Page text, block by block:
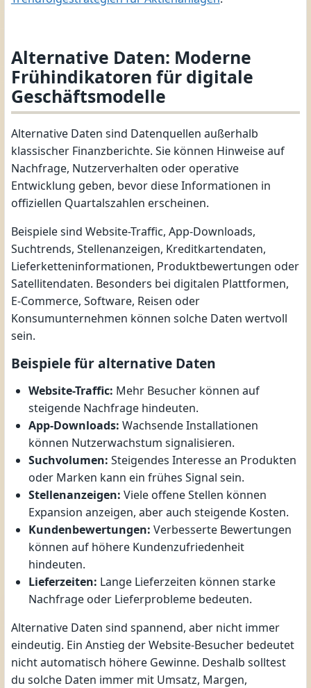
Alternative Daten: Moderne
Frühindikatoren für digitale
Geschäftsmodelle
Alternative Daten sind Datenquellen außerhalb
klassischer Finanzberichte. Sie können Hinweise auf
Nachfrage, Nutzerverhalten oder operative
Entwicklung geben, bevor diese Informationen in
offiziellen Quartalszahlen erscheinen.
Beispiele sind Website-Traffic, App-Downloads,
Suchtrends, Stellenanzeigen, Kreditkartendaten,
Lieferketteninformationen, Produktbewertungen oder
Satellitendaten. Besonders bei digitalen Plattformen,
E-Commerce, Software, Reisen oder
Konsumunternehmen können solche Daten wertvoll
sein.
Beispiele für alternative Daten
Website-Traffic: Mehr Besucher können auf
steigende Nachfrage hindeuten.
App-Downloads: Wachsende Installationen
können Nutzerwachstum signalisieren.
Suchvolumen: Steigendes Interesse an Produkten
oder Marken kann ein frühes Signal sein.
Stellenanzeigen: Viele offene Stellen können
Expansion anzeigen, aber auch steigende Kosten.
Kundenbewertungen: Verbesserte Bewertungen
können auf höhere Kundenzufriedenheit
hindeuten.
Lieferzeiten: Lange Lieferzeiten können starke
Nachfrage oder Lieferprobleme bedeuten.
Alternative Daten sind spannend, aber nicht immer
eindeutig. Ein Anstieg der Website-Besucher bedeutet
nicht automatisch höhere Gewinne. Deshalb solltest
du solche Daten immer mit Umsatz, Margen,